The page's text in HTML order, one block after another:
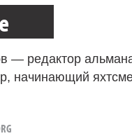
— редактор
начинающий